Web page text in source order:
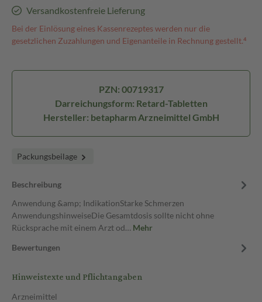
Versandkostenfreie Lieferung
Bei der Einlösung eines Kassenrezeptes werden nur die
gesetzlichen Zuzahlungen und Eigenanteile in Rechnung gestellt.⁴
PZN: 00719317
Darreichungsform: Retard-Tabletten
Hersteller: betapharm Arzneimittel GmbH
Packungsbeilage
Beschreibung
Anwendung &amp; IndikationStarke Schmerzen
AnwendungshinweiseDie Gesamtdosis sollte nicht ohne
Rücksprache mit einem Arzt od… Mehr
Bewertungen
Hinweistexte und Pflichtangaben
Arzneimittel